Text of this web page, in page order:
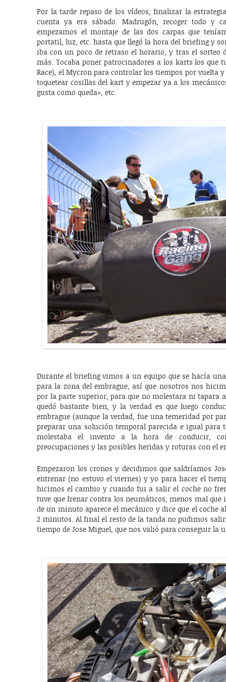
Por la tarde repaso de los vídeos, finalizar la
cuenta ya era sábado. Madrugón, recoger todo y
empezamos el montaje de las dos carpas que
portatil, luz, etc. hasta que llegó la hora del briefing y
iba con un poco de retraso el horario, y tras el sorteo
más. Tocaba poner patrocinadores a los karts los que
Race), el Mycron para controlar los tiempos por vuelta
toquetear cosillas del kart y empezar ya a los
gusta como queda», etc.
Durante el briefing vimos a un equipo que se hacía
para la zona del embrague, así que nosotros nos
por la parte superior, para que no molestara ni tapara
quedó bastante bien, y la verdad es que luego
embrague (aunque la verdad, fue una temeridad por
preparar una solución temporal parecida e igual para
molestaba el invento a la hora de conducir,
preocupaciones y las posibles heridas y roturas con el
Empezaron los cronos y decidimos que saldríamos
entrenar (no estuvo el viernes) y yo para hacer el
hicimos el cambio y cuando fui a salir el coche no
tuve que frenar contra los neumáticos, menos mal que
de un minuto aparece el mecánico y dice que el coche
2 minutos. Al final el resto de la tanda no pudimos
tiempo de Jose Miguel, que nos valió para conseguir la